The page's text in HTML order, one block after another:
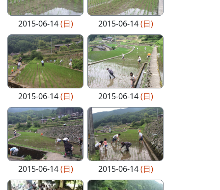
2015-06-14(日) 2015-06-14(日)
2015-06-14(日) 2015-06-14(日)
2015-06-14(日) 2015-06-14(日)